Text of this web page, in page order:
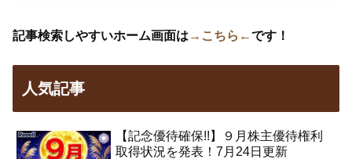
記事検索しやすいホーム画面は →こちら←です！
人気記事
【記念優待確保!!】９月株主優待権利
取得状況を発表！7月24日更新